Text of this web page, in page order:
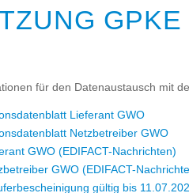
GPKE
für den Datenaustausch mit
Lieferant GWO
Netzbetreiber GWO
GWO (EDIFACT-Nachrichten)
GWO (EDIFACT-
gültig bis